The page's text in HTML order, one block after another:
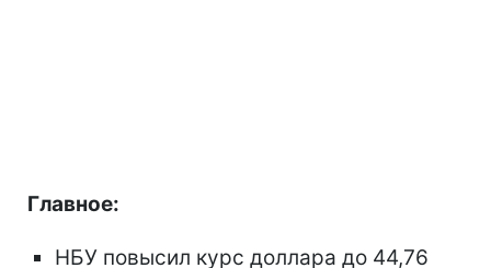
Главное:
НБУ повысил курс доллара до 44,76